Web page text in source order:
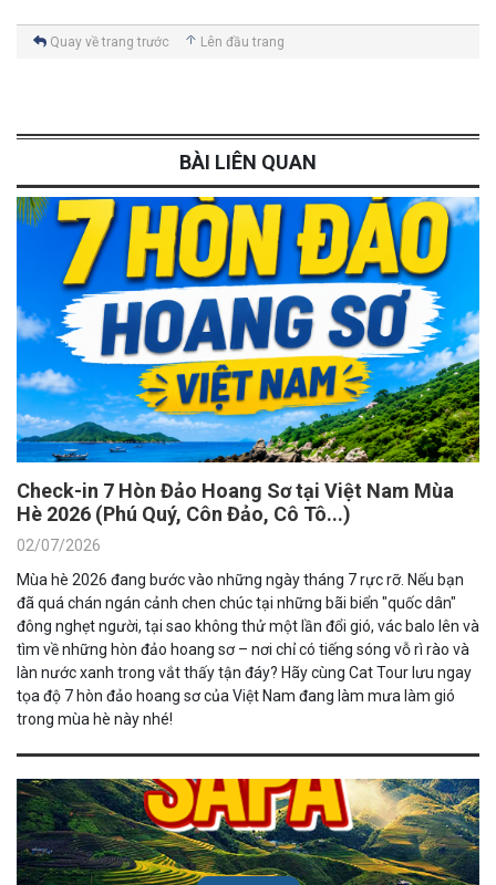
Quay về trang trước Lên đầu trang
BÀI LIÊN QUAN
Check-in 7 Hòn Đảo Hoang Sơ tại Việt Nam Mùa
Hè 2026 (Phú Quý, Côn Đảo, Cô Tô...)
02/07/2026
Mùa hè 2026 đang bước vào những ngày tháng 7 rực rỡ. Nếu bạn
đã quá chán ngán cảnh chen chúc tại những bãi biển "quốc dân"
đông nghẹt người, tại sao không thử một lần đổi gió, vác balo lên và
tìm về những hòn đảo hoang sơ – nơi chỉ có tiếng sóng vỗ rì rào và
làn nước xanh trong vắt thấy tận đáy? Hãy cùng Cat Tour lưu ngay
tọa độ 7 hòn đảo hoang sơ của Việt Nam đang làm mưa làm gió
trong mùa hè này nhé!